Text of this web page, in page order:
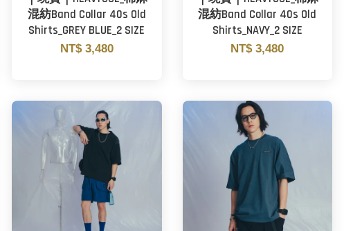
混紡Band Collar 40s Old
Shirts_GREY BLUE_2 SIZE
NT$ 3,480
混紡Band Collar 40s Old
Shirts_NAVY_2 SIZE
NT$ 3,480